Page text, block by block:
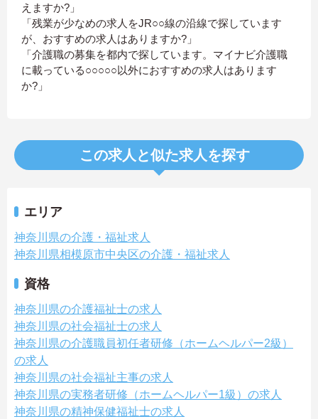
えますか?」
「残業が少なめの求人をJR○○線の沿線で探しています
が、おすすめの求人はありますか?」
「介護職の募集を都内で探しています。マイナビ介護職
に載っている○○○○○以外におすすめの求人はあります
か?」
この求人と似た求人を探す
エリア
神奈川県の介護・福祉求人
神奈川県相模原市中央区の介護・福祉求人
資格
神奈川県の介護福祉士の求人
神奈川県の社会福祉士の求人
神奈川県の介護職員初任者研修（ホームヘルパー2級）
の求人
神奈川県の社会福祉主事の求人
神奈川県の実務者研修（ホームヘルパー1級）の求人
神奈川県の精神保健福祉士の求人